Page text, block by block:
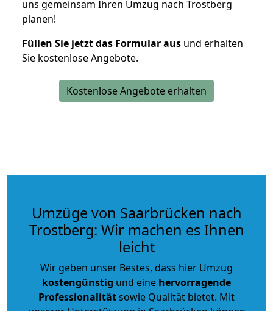
uns gemeinsam Ihren Umzug nach Trostberg
planen!
Füllen Sie jetzt das Formular aus und erhalten
Sie kostenlose Angebote.
Kostenlose Angebote erhalten
Umzüge von Saarbrücken nach
Trostberg: Wir machen es Ihnen
leicht
Wir geben unser Bestes, dass hier Umzug
kostengünstig und eine hervorragende
Professionalitätsowie Qualität bietet. Mit